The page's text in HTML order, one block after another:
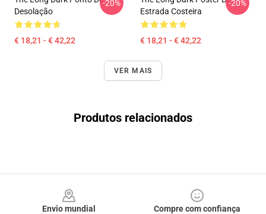
Desolação
€ 18,21 - € 42,22
-20%
Estrada Costeira
€ 18,21 - € 42,22
-20%
VER MAIS
Produtos relacionados
Envio mundial
Compre com confiança